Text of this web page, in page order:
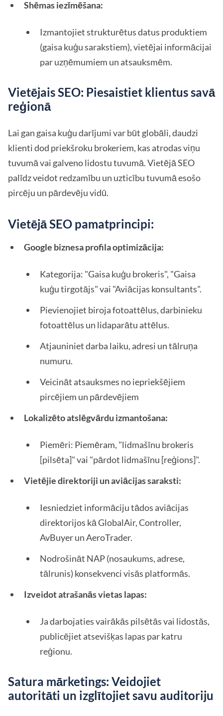
Shēmas iezīmēšana:
Izmantojiet strukturētus datus produktiem
(gaisa kuģu sarakstiem), vietējai informācijai
par uzņēmumiem un atsauksmēm.
Vietējais SEO: Piesaistiet klientus savā
reģionā
Lai gan gaisa kuģu darījumi var būt globāli, daudzi
klienti dod priekšroku brokeriem, kas atrodas viņu
tuvumā vai galveno lidostu tuvumā. Vietējā SEO
palīdz veidot redzamību un uzticību tuvumā esošo
pircēju un pārdevēju vidū.
Vietējā SEO pamatprincipi:
Google biznesa profila optimizācija:
Kategorija: "Gaisa kuģu brokeris", "Gaisa
kuģu tirgotājs" vai "Aviācijas konsultants".
Pievienojiet biroja fotoattēlus, darbinieku
fotoattēlus un lidaparātu attēlus.
Atjauniniet darba laiku, adresi un tālruņa
numuru.
Veicināt atsauksmes no iepriekšējiem
pircējiem un pārdevējiem
Lokalizēto atslēgvārdu izmantošana:
Piemēri: Piemēram, "lidmašīnu brokeris
[pilsēta]" vai "pārdot lidmašīnu [reģions]".
Vietējie direktoriji un aviācijas saraksti:
Iesniedziet informāciju tādos aviācijas
direktorijos kā GlobalAir, Controller,
AvBuyer un AeroTrader.
Nodrošināt NAP (nosaukums, adrese,
tālrunis) konsekvenci visās platformās.
Izveidot atrašanās vietas lapas:
Ja darbojaties vairākās pilsētās vai lidostās,
publicējiet atsevišķas lapas par katru
reģionu.
Satura mārketings: Veidojiet
autoritāti un izglītojiet savu auditoriju